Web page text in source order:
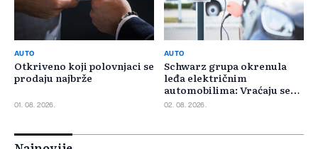
AUTO
Otkriveno koji polovnjaci se
prodaju najbrže
01. 08. 2026.
AUTO
Schwarz grupa okrenula
leđa električnim
automobilima: Vraćaju se
benzincima i dizelašima
02. 08. 2026.